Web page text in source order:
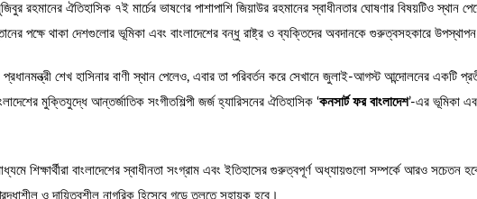
রহমানের ঐতিহাসিক ৭ই মার্চের ভাষণের পাশাপাশি জিয়াউর রহমানের স্বাধীনতার ঘোষণার বিষয়টিও স্থান
পক্ষে থাকা দেশগুলোর ভূমিকা এবং বাংলাদেশের বন্ধু রাষ্ট্র ও ব্যক্তিদের অবদানকে গুরুত্বসহকারে
শেখ হাসিনার বাণী স্থান পেলেও, এবার তা পরিবর্তন করে সেখানে জুলাই-আগস্ট আন্দোলনের একটি
মুক্তিযুদ্ধে আন্তর্জাতিক সংগীতশিল্পী জর্জ হ্যারিসনের ঐতিহাসিক ‘কনসার্ট ফর বাংলাদেশ’-এর ভূমিকা
শিক্ষার্থীরা বাংলাদেশের স্বাধীনতা সংগ্রাম এবং ইতিহাসের গুরুত্বপূর্ণ অধ্যায়গুলো সম্পর্কে আরও সচেতন
ও দায়িত্বশীল নাগরিক হিসেবে গড়ে তুলতে সহায়ক হবে।